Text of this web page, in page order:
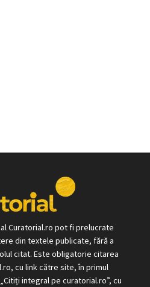
Curatorial.ro pot fi prelucrate
din textele publicate, fără a
citat. Este obligatorie citarea
cu link către site, în primul
integral pe curatorial.ro”, cu